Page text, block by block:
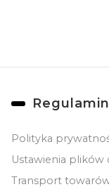
Linki w
Polityka
Ustawienia plików
Transport